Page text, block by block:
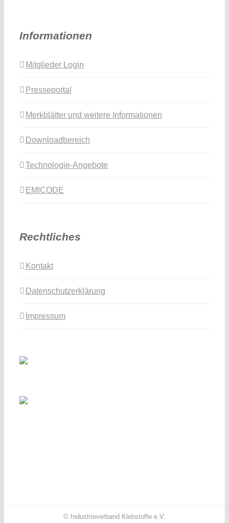
Informationen
Mitglieder Login
Presseportal
Merkblätter und weitere Informationen
Downloadbereich
Technologie-Angebote
EMICODE
Rechtliches
Kontakt
Datenschutzerklärung
Impressum
© Industrieverband Klebstoffe e.V.